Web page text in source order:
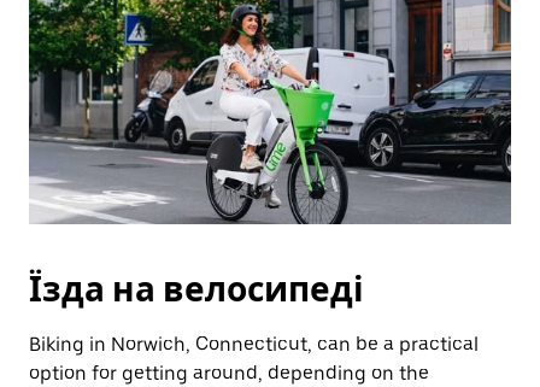
Їзда на велосипеді
Biking in Norwich, Connecticut, can be a practical
option for getting around, depending on the